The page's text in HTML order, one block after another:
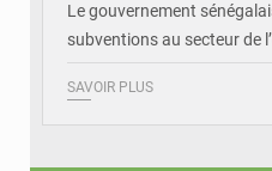
Le gouvernement
subventions au secteur de
SAVOIR PLUS